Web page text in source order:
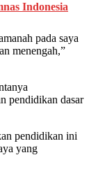
Indonesia
pada saya
menengah,”
pendidikan dasar
pendidikan ini
yang